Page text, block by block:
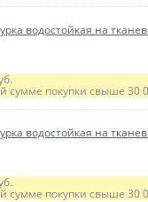
водостойкая на
сумме покупки свыше 30
водостойкая на
сумме покупки свыше 30